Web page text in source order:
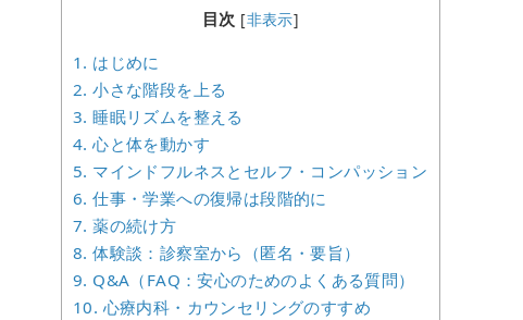
目次 [非表示]
1. はじめに
2. 小さな階段を上る
3. 睡眠リズムを整える
4. 心と体を動かす
5. マインドフルネスとセルフ・コンパッション
6. 仕事・学業への復帰は段階的に
7. 薬の続け方
8. 体験談：診察室から（匿名・要旨）
9. Q&A（FAQ：安心のためのよくある質問）
10. 心療内科・カウンセリングのすすめ